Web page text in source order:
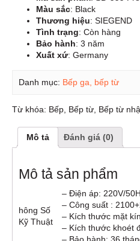
Màu sắc: Black
Thương hiệu: SIEGEND
Tình trạng: Còn hàng
Bảo hành: 3 năm
Xuất xứ: Germany
Danh mục: Bếp ga, bếp từ
Từ khóa: Bếp Bếp từ Bếp từ
Mô tả Đánh giá (0)
Mô tả sản phẩm
hông Số
Kỹ Thuật
– Điện áp: 220V/
– Công suất :
– Kích thước mặt
– Kích thước khoét